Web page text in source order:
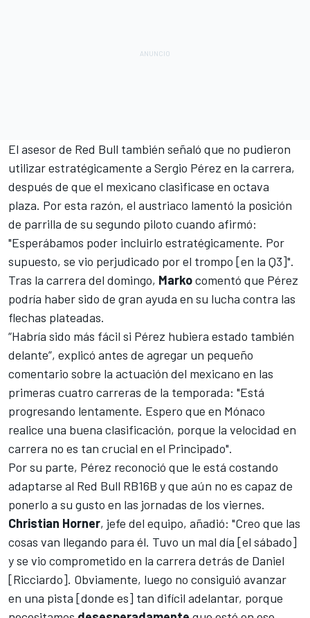
El asesor de Red Bull también señaló que no pudieron
utilizar estratégicamente a Sergio Pérez en la carrera,
después de que el mexicano clasificase en octava
plaza. Por esta razón, el austriaco lamentó la posición
de parrilla de su segundo piloto cuando afirmó:
"Esperábamos poder incluirlo estratégicamente. Por
supuesto, se vio perjudicado por el trompo [en la Q3]".
Tras la carrera del domingo, Markocomentó que Pérez
podría haber sido de gran ayuda en su lucha contra las
flechas plateadas.
“Habría sido más fácil si Pérez hubiera estado también
delante”, explicó antes de agregar un pequeño
comentario sobre la actuación del mexicano en las
primeras cuatro carreras de la temporada: "Está
progresando lentamente. Espero que en Mónaco
realice una buena clasificación, porque la velocidad en
carrera no es tan crucial en el Principado".
Por su parte, Pérez reconoció que le está costando
adaptarse al Red Bull RB16B y que aún no es capaz de
ponerlo a su gusto en las jornadas de los viernes.
Christian Horner, jefe del equipo, añadió: "Creo que las
cosas van llegando para él. Tuvo un mal día [el sábado]
y se vio comprometido en la carrera detrás de Daniel
[Ricciardo]. Obviamente, luego no consiguió avanzar
en una pista [donde es] tan difícil adelantar, porque